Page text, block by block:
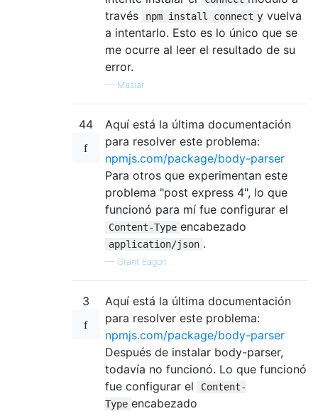
través
npm install connect y vuelva
a intentarlo. Esto es lo único que se
me ocurre al leer el resultado de su
error.
— Masiar
44
Aquí está la última documentación
para resolver este problema:
npmjs.com/package/body-parser
Para otros que experimentan este
problema "post express 4", lo que
funcionó para mí fue configurar el
Content-Type encabezado
application/json .
— Grant Eagon
3
Aquí está la última documentación
para resolver este problema:
npmjs.com/package/body-parser
Después de instalar body-parser,
todavía no funcionó. Lo que funcionó
fue configurar el
Content-
Type encabezado